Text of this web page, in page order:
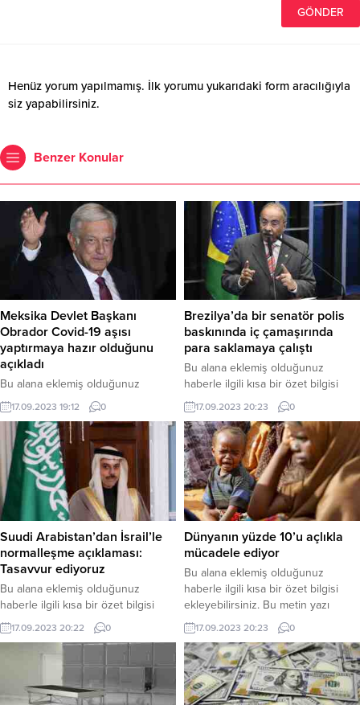
Henüz yorum yapılmamış. İlk yorumu yukarıdaki form aracılığıyla
siz yapabilirsiniz.
Benzer Konular
Meksika Devlet Başkanı
Obrador Covid-19 aşısı
yaptırmaya hazır olduğunu
açıkladı
Bu alana eklemiş olduğunuz
haberle ilgili kısa bir özet bilgisi
ekleyebilirsiniz. Bu metin yazı
düzenleme sayfasında “Özet”
bölümünden eklenebilir. Özet
eklenmişse başlık altında kalın
olarak bu şekilde gösterilir,
eklenmemişse bu alan boş kalır.
17.09.2023 19:12 0
Brezilya’da bir senatör polis
baskınında iç çamaşırında
para saklamaya çalıştı
Bu alana eklemiş olduğunuz
haberle ilgili kısa bir özet bilgisi
ekleyebilirsiniz. Bu metin yazı
düzenleme sayfasında “Özet”
bölümünden eklenebilir. Özet
eklenmişse başlık altında kalın
olarak bu şekilde gösterilir,
eklenmemişse bu alan boş kalır.
17.09.2023 20:23 0
Suudi Arabistan’dan İsrail’le
normalleşme açıklaması:
Tasavvur ediyoruz
Bu alana eklemiş olduğunuz
haberle ilgili kısa bir özet bilgisi
ekleyebilirsiniz. Bu metin yazı
düzenleme sayfasında “Özet”
bölümünden eklenebilir. Özet
eklenmişse başlık altında kalın
olarak bu şekilde gösterilir,
eklenmemişse bu alan boş kalır.
17.09.2023 20:22 0
Dünyanın yüzde 10’u açlıkla
mücadele ediyor
Bu alana eklemiş olduğunuz
haberle ilgili kısa bir özet bilgisi
ekleyebilirsiniz. Bu metin yazı
düzenleme sayfasında “Özet”
bölümünden eklenebilir. Özet
eklenmişse başlık altında kalın
olarak bu şekilde gösterilir,
eklenmemişse bu alan boş kalır.
17.09.2023 20:23 0